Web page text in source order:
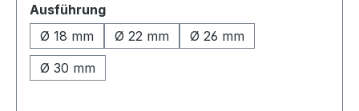
Ausführungauswählen
Ø 18 mm
Ø 22 mm
Ø 26 mm
Ø 30 mm